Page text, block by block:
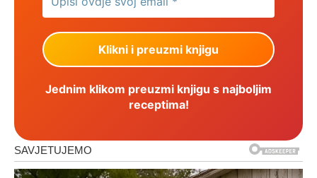
Jednim klikom preuzmi knjigu s najboljim
receptima!